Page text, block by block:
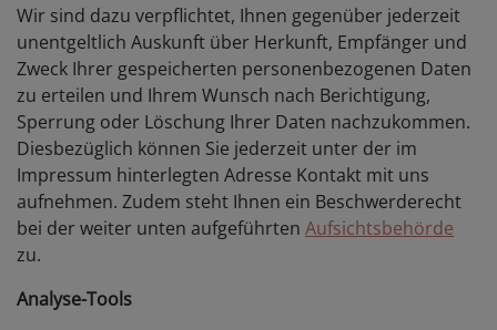
Wir sind dazu verpflichtet, Ihnen gegenüber jederzeit
unentgeltlich Auskunft über Herkunft, Empfänger und
Zweck Ihrer gespeicherten personenbezogenen Daten
zu erteilen und Ihrem Wunsch nach Berichtigung,
Sperrung oder Löschung Ihrer Daten nachzukommen.
Diesbezüglich können Sie jederzeit unter der im
Impressum hinterlegten Adresse Kontakt mit uns
aufnehmen. Zudem steht Ihnen ein Beschwerderecht
bei der weiter unten aufgeführten Aufsichtsbehörde
zu.
Analyse-Tools